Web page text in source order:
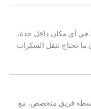
في أي مكان داخل جدة،
ما تحتاج تنقل السكراب
فريق متخصص، مع